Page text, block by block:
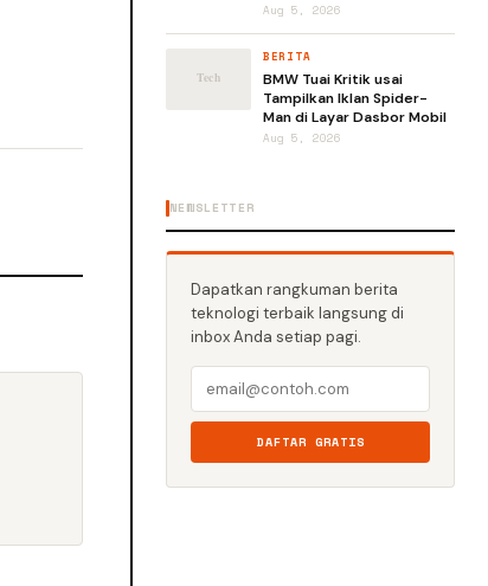
Aug 5, 2026
BERITA
BMW Tuai Kritik usai
Tampilkan Iklan Spider-
Man di Layar Dasbor Mobil
Aug 5, 2026
NEWSLETTER
Dapatkan rangkuman berita
teknologi terbaik langsung di
inbox Anda setiap pagi.
DAFTAR GRATIS